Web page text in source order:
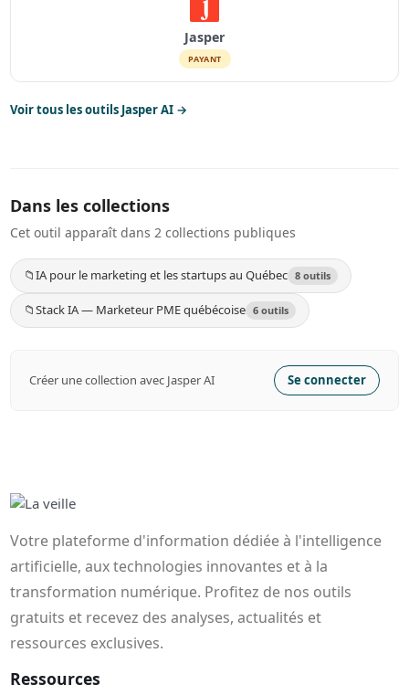
Jasper
PAYANT
Voir tous les outils Jasper AI →
Dans les collections
Cet outil apparaît dans 2 collections publiques
📁IA pour le marketing et les startups au Québec 8 outils
📁Stack IA — Marketeur PME québécoise 6 outils
Créer une collection avec Jasper AI Se connecter
Votre plateforme d'information dédiée à l'intelligence
artificielle, aux technologies innovantes et à la
transformation numérique. Profitez de nos outils
gratuits et recevez des analyses, actualités et
ressources exclusives.
Ressources